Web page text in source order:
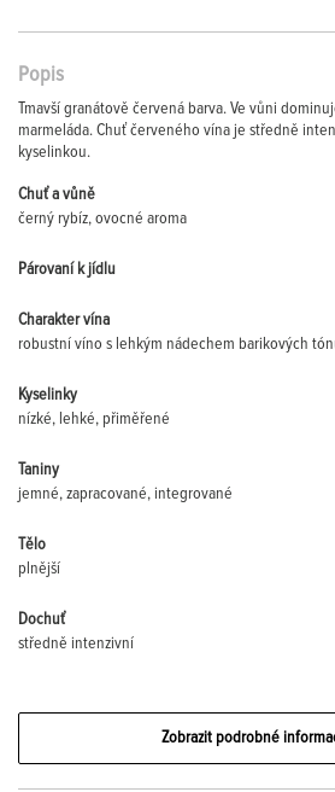
Popis
Tmavší granátově červená barva. Ve vůni
marmeláda. Chuť červeného vína je středně
kyselinkou.
Chuť a vůně
černý rybíz, ovocné aroma
Párovaní k jídlu
Charakter vína
robustní víno s lehkým nádechem barikových
Kyselinky
nízké, lehké, přiměřené
Taniny
jemné, zapracované, integrované
Tělo
plnější
Dochuť
středně intenzivní
Zobrazit podrobné